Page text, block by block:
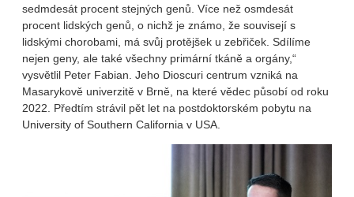
sedmdesát procent stejných genů. Více než osmdesát
procent lidských genů, o nichž je známo, že souvisejí s
lidskými chorobami, má svůj protějšek u zebřiček. Sdílíme
nejen geny, ale také všechny primární tkáně a orgány,“
vysvětlil Peter Fabian. Jeho Dioscuri centrum vzniká na
Masarykově univerzitě v Brně, na které vědec působí od roku
2022. Předtím strávil pět let na postdoktorském pobytu na
University of Southern California v USA.